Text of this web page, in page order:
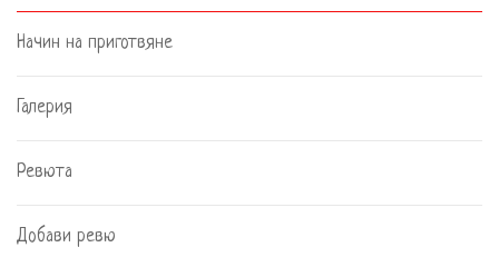
Начин на приготвяне
Галерия
Ревюта
Добави ревю